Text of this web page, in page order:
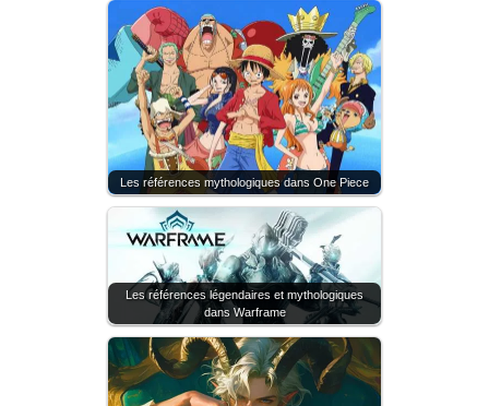
Les références mythologiques dans One Piece
Les références légendaires et mythologiques
dans Warframe